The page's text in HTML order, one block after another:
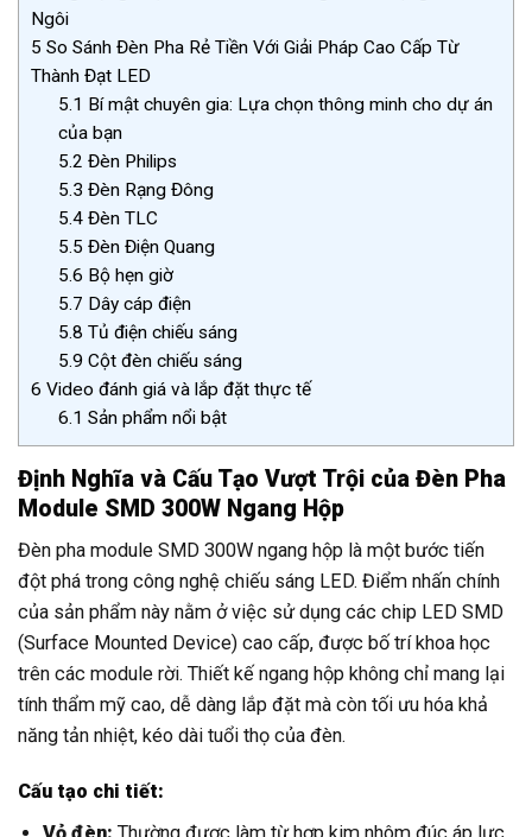
Ngôi
5 So Sánh Đèn Pha Rẻ Tiền Với Giải Pháp Cao Cấp Từ
Thành Đạt LED
5.1 Bí mật chuyên gia: Lựa chọn thông minh cho dự án
của bạn
5.2 Đèn Philips
5.3 Đèn Rạng Đông
5.4 Đèn TLC
5.5 Đèn Điện Quang
5.6 Bộ hẹn giờ
5.7 Dây cáp điện
5.8 Tủ điện chiếu sáng
5.9 Cột đèn chiếu sáng
6 Video đánh giá và lắp đặt thực tế
6.1 Sản phẩm nổi bật
Định Nghĩa và Cấu Tạo Vượt Trội của Đèn Pha
Module SMD 300W Ngang Hộp
Đèn pha module SMD 300W ngang hộp là một bước tiến
đột phá trong công nghệ chiếu sáng LED. Điểm nhấn chính
của sản phẩm này nằm ở việc sử dụng các chip LED SMD
(Surface Mounted Device) cao cấp, được bố trí khoa học
trên các module rời. Thiết kế ngang hộp không chỉ mang lại
tính thẩm mỹ cao, dễ dàng lắp đặt mà còn tối ưu hóa khả
năng tản nhiệt, kéo dài tuổi thọ của đèn.
Cấu tạo chi tiết:
Vỏ đèn: Thường được làm từ hợp kim nhôm đúc áp lực